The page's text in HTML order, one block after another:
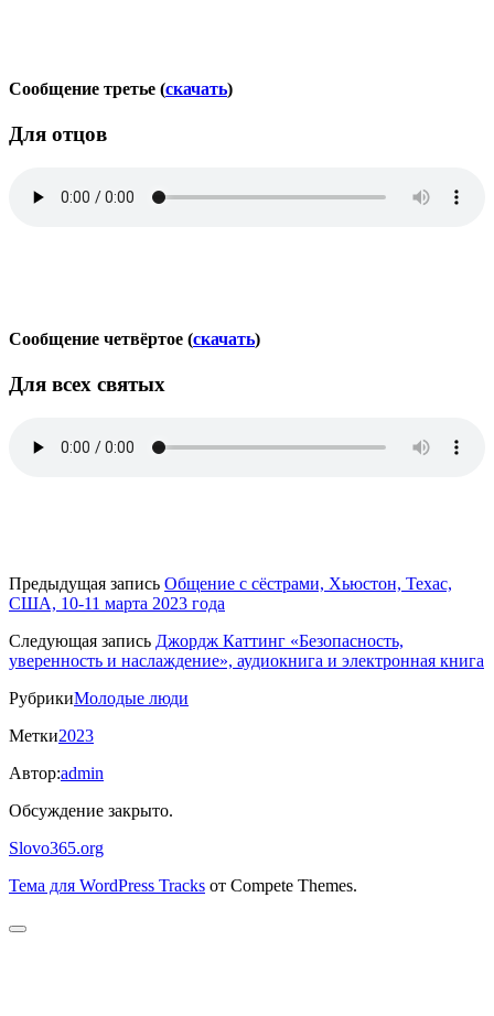
Сообщение третье (скачать)
Для отцов
Сообщение четвёртое (скачать)
Для всех святых
Предыдущая запись Общение с сёстрами, Хьюстон, Техас,
США, 10-11 марта 2023 года
Следующая запись Джордж Каттинг «Безопасность,
уверенность и наслаждение», аудиокнига и электронная книга
РубрикиМолодые люди
Метки2023
Автор:admin
Обсуждение закрыто.
Slovo365.org
Тема для WordPress Tracks от Compete Themes.